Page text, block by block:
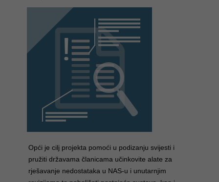
Opći je cilj projekta pomoći u podizanju svijesti i
pružiti državama članicama učinkovite alate za
rješavanje nedostataka u NAS-u i unutarnjim